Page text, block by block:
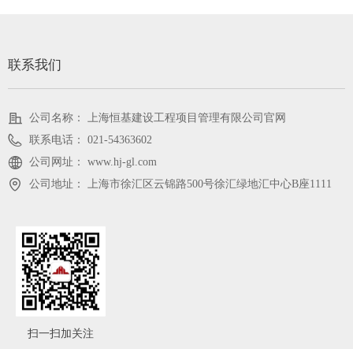
扫一扫加关注
联系我们
公司名称：
上海恒基建设工程项目管理有限公司官网
联系电话：
021-54363602
公司网址：
www.hj-gl.com
公司地址：
上海市徐汇区云锦路500号徐汇绿地汇中心B座1111